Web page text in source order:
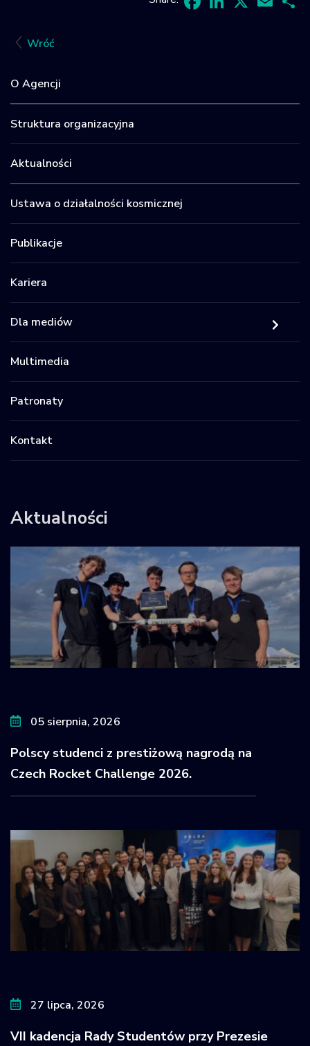
Wróć
O Agencji
Struktura organizacyjna
Aktualności
Ustawa o działalności kosmicznej
Publikacje
Kariera
Dla mediów
Multimedia
Patronaty
Kontakt
Aktualności
05 sierpnia, 2026
Polscy studenci z prestiżową nagrodą na
Czech Rocket Challenge 2026.
27 lipca, 2026
VII kadencja Rady Studentów przy Prezesie